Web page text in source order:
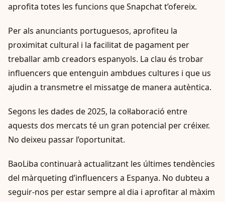
aprofita totes les funcions que Snapchat t’ofereix.
Per als anunciants portuguesos, aprofiteu la
proximitat cultural i la facilitat de pagament per
treballar amb creadors espanyols. La clau és trobar
influencers que entenguin ambdues cultures i que us
ajudin a transmetre el missatge de manera autèntica.
Segons les dades de 2025, la col·laboració entre
aquests dos mercats té un gran potencial per créixer.
No deixeu passar l’oportunitat.
BaoLiba continuarà actualitzant les últimes tendències
del màrqueting d’influencers a Espanya. No dubteu a
seguir-nos per estar sempre al dia i aprofitar al màxim